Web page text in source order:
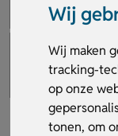
Wij
Wij maken
tracking-
op onze
tonen, om